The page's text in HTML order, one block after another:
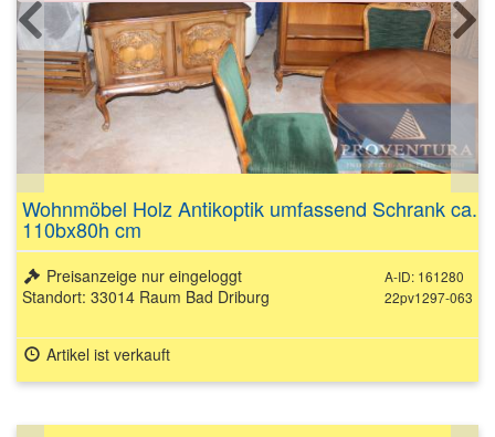
Wohnmöbel Holz Antikoptik umfassend Schrank ca.
110bx80h cm
A-ID: 161280
22pv1297-063
Preisanzeige nur eingeloggt
Standort: 33014 Raum Bad Driburg
Artikel ist verkauft